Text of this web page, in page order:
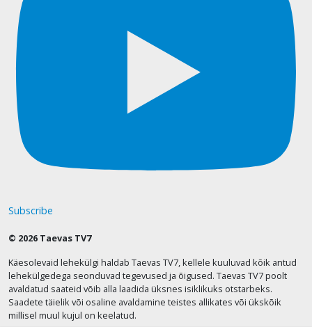
Subscribe
© 2026 Taevas TV7
Käesolevaid lehekülgi haldab Taevas TV7, kellele kuuluvad kõik antud
lehekülgedega seonduvad tegevused ja õigused. Taevas TV7 poolt
avaldatud saateid võib alla laadida üksnes isiklikuks otstarbeks.
Saadete täielik või osaline avaldamine teistes allikates või ükskõik
millisel muul kujul on keelatud.